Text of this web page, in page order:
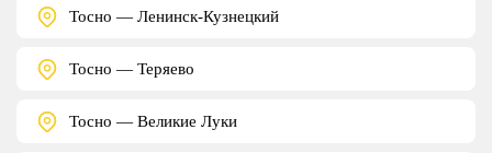
Тосно — Ленинск-Кузнецкий
Тосно — Теряево
Тосно — Великие Луки